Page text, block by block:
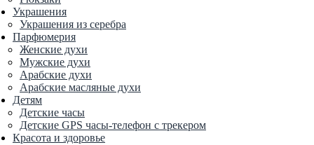
Украшения
Украшения из серебра
Парфюмерия
Женские духи
Мужские духи
Арабские духи
Арабские масляные духи
Детям
Детские часы
Детские GPS часы-телефон с трекером
Красота и здоровье